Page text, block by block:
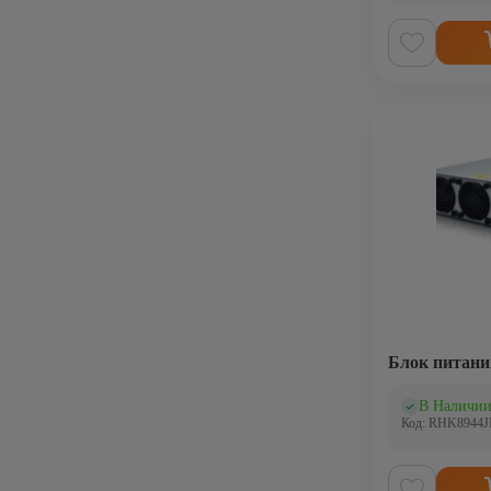
Блок
В Наличии
(0)
Код: